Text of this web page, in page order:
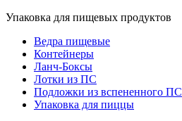
Упаковка для пищевых продуктов
Ведра пищевые
Контейнеры
Ланч-Боксы
Лотки из ПС
Подложки из вспененного ПС
Упаковка для пиццы